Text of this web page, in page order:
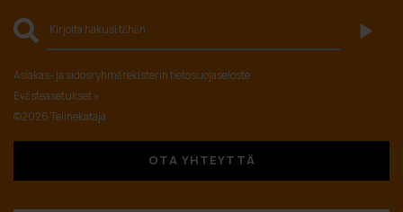
Asiakas- ja sidosryhmärekisterin tietosuojaseloste
Evästeasetukset »
©2026 Telinekataja
OTA YHTEYTTÄ